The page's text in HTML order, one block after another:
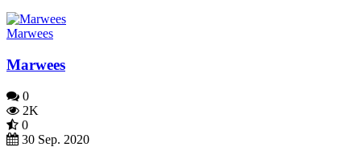
Marwees
Marwees
0
2K
0
30 Sep. 2020